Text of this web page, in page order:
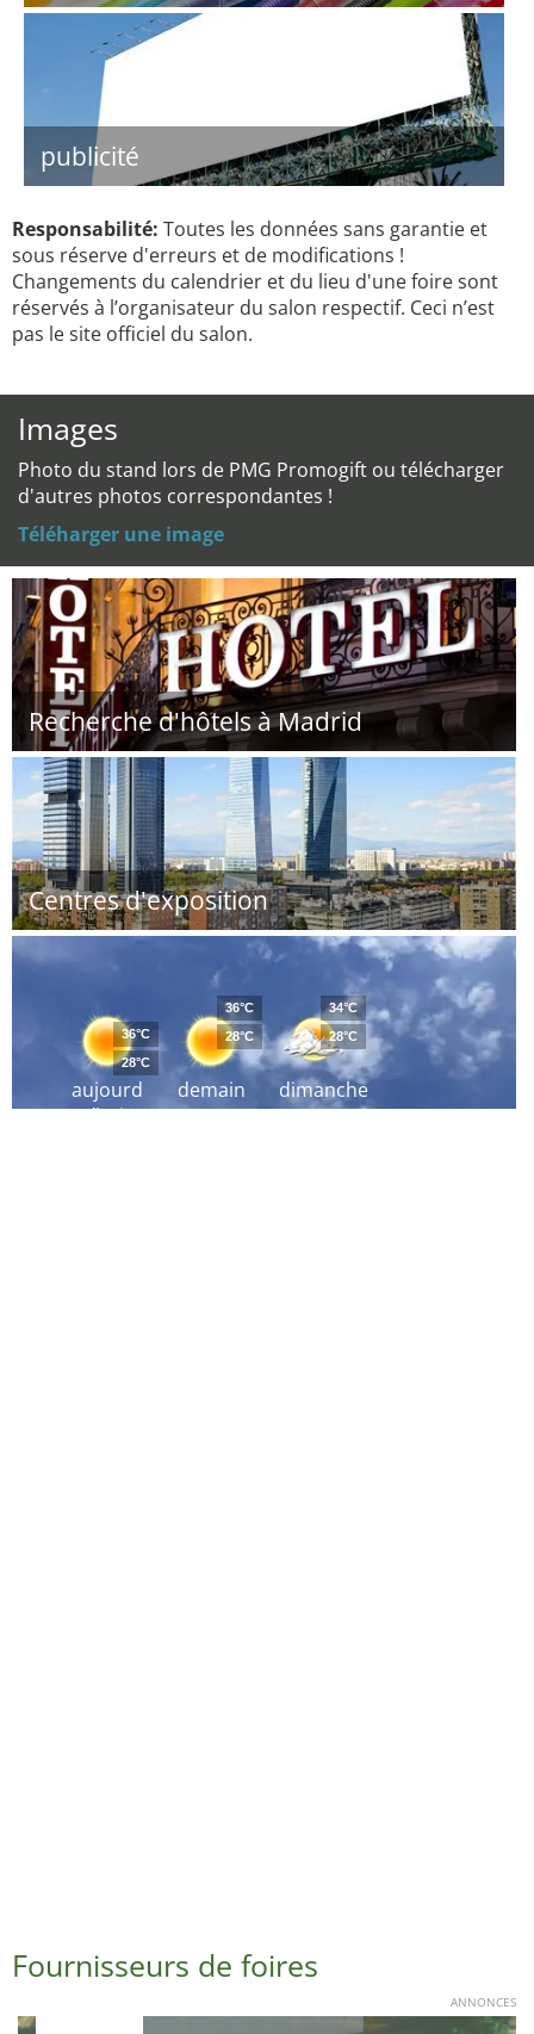
publicité
Responsabilité: Toutes les données sans garantie et
sous réserve d'erreurs et de modifications !
Changements du calendrier et du lieu d'une foire sont
réservés à l’organisateur du salon respectif. Ceci n’est
pas le site officiel du salon.
Images
Photo du stand lors de PMG Promogift ou télécharger
d'autres photos correspondantes !
Téléharger une image
Recherche d'hôtels à Madrid
Centres d'exposition
aujourd
´hui
36°C
28°C
demain
36°C
28°C
dimanche
34°C
28°C
Fournisseurs de foires
ANNONCES